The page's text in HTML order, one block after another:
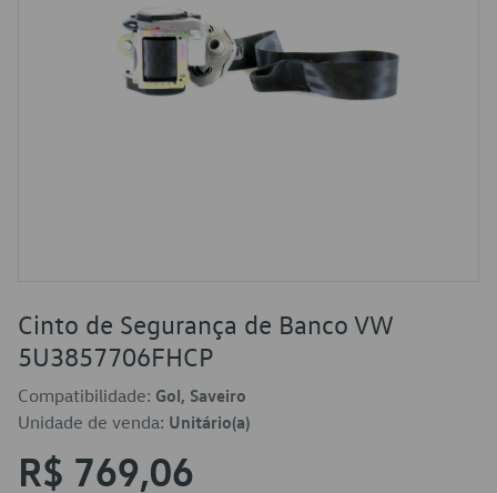
Cinto de Segurança de Banco VW
5U3857706FHCP
Compatibilidade: Gol, Saveiro
Unidade de venda: Unitário(a)
R$ 769,06